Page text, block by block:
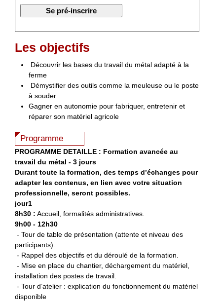
Les objectifs
Découvrir les bases du travail du métal adapté à la
ferme
Démystifier des outils comme la meuleuse ou le poste
à souder
Gagner en autonomie pour fabriquer, entretenir et
réparer son matériel agricole
Programme
PROGRAMME DETAILLE : Formation avancée au
travail du métal - 3 jours
Durant toute la formation, des temps d’échanges pour
adapter les contenus, en lien avec votre situation
professionnelle, seront possibles.
jour1
8h30 : Accueil, formalités administratives.
9h00 - 12h30
- Tour de table de présentation (attente et niveau des
participants).
- Rappel des objectifs et du déroulé de la formation.
- Mise en place du chantier, déchargement du matériel,
installation des postes de travail.
- Tour d’atelier : explication du fonctionnement du matériel
disponible